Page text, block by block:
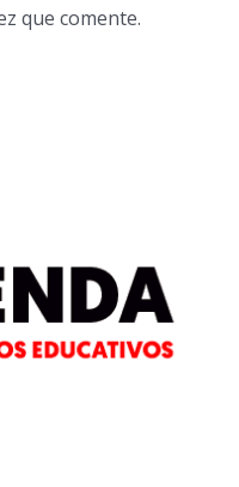
que comente.